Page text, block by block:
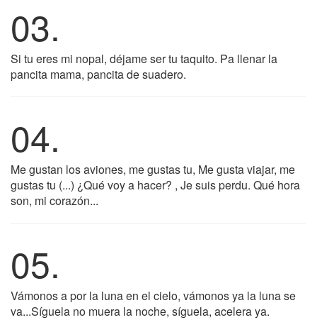
03.
Si tu eres mi nopal, déjame ser tu taquito. Pa llenar la
pancita mama, pancita de suadero.
04.
Me gustan los aviones, me gustas tu, Me gusta viajar, me
gustas tu (...) ¿Qué voy a hacer? , Je suis perdu. Qué hora
son, mi corazón...
05.
Vámonos a por la luna en el cielo, vámonos ya la luna se
va...Síguela no muera la noche, síguela, acelera ya.